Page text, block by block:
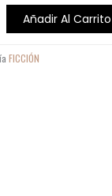
Añadir Al Carrito
FICCIÓN